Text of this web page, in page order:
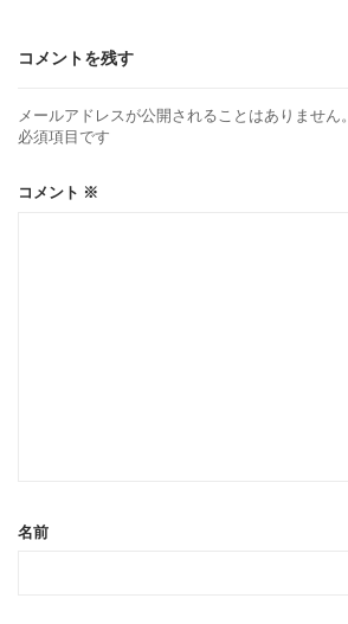
コメントを残す
メールアドレスが公開されることはありません。
必須項目です
コメント ※
名前